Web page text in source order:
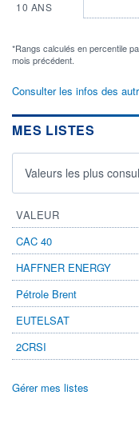
10 ANS
*Rangs calculés en percentile
mois précédent.
Consulter les infos des
MES LISTES
Valeurs les plus
VALEUR
CAC 40
HAFFNER ENERGY
Pétrole Brent
EUTELSAT
2CRSI
Gérer mes listes